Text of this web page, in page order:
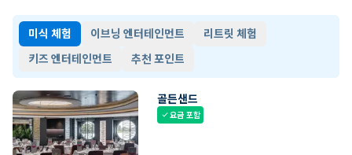
미식 체험 이브닝 엔터테인먼트
리트릿 체험
키즈 엔터테인먼트
추천 포인트
골든샌드
check요금 포함